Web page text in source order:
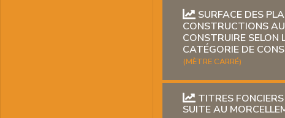
SURFACE DES
CONSTRUCTIONS
CONSTRUIRE SELON
CATÉGORIE DE
(MÈTRE CARRÉ)
TITRES
SUITE AU